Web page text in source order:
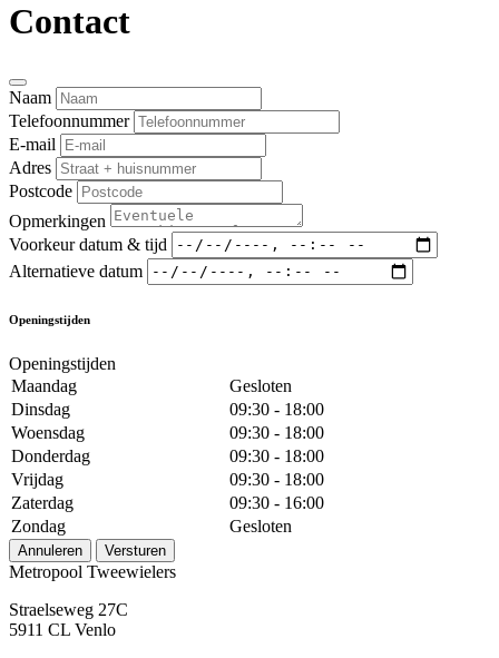
Contact
Naam
Telefoonnummer
E-mail
Adres
Postcode
Opmerkingen
Voorkeur datum & tijd
Alternatieve datum
Openingstijden
Openingstijden
Maandag
Gesloten
Dinsdag
09:30 - 18:00
Woensdag
09:30 - 18:00
Donderdag
09:30 - 18:00
Vrijdag
09:30 - 18:00
Zaterdag
09:30 - 16:00
Zondag
Gesloten
Annuleren Versturen
Metropool Tweewielers
Straelseweg 27C
5911 CL Venlo